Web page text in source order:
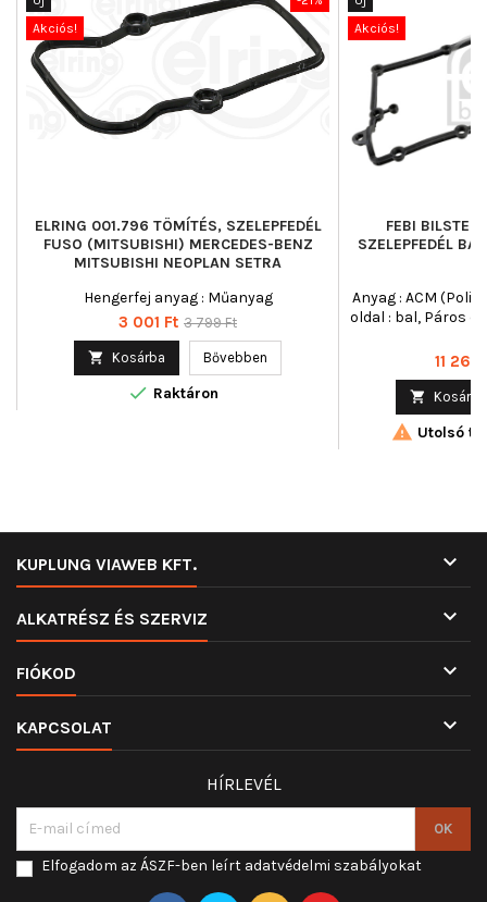
Akciós!
ELRING 001.796 TÖMÍTÉS, SZELEPFEDÉL
FUSO (MITSUBISHI) MERCEDES-BENZ
MITSUBISHI NEOPLAN SETRA
Hengerfej anyag : Műanyag
Ár
3 001 Ft Normál
3 799 Ft
 Kosárba Bővebben
 Raktáron
Akciós!
FEBI
SZELEPFEDÉL
Anyag : ACM
oldal : bal, Páros
Ár
11 266
 Kosárba
 Utolsó
KUPLUNG VIAWEB KFT. 
ALKATRÉSZ ÉS SZERVIZ 
FIÓKOD 
KAPCSOLAT 
HÍRLEVÉL
Elfogadom az ÁSZF-ben leírt adatvédelmi szabályokat